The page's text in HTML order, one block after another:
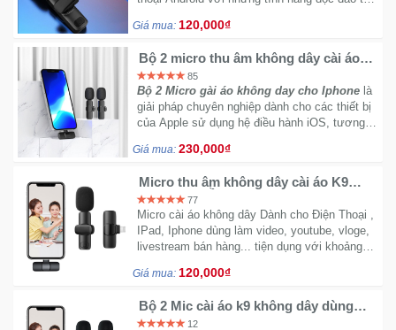
Giá mua: 120,000₫
Bộ 2 micro thu âm không dây cài áo
K9 khử tiếng ồn livestream ghi âm
phát trực tiếp cổng lightning
85
Bộ 2 Micro gài áo không day cho Iphone là
giải pháp chuyên nghiệp dành cho các thiết bị
của Apple sử dụng hệ điều hành iOS, tương
Giá mua: 230,000₫
Micro thu âm không dây cài áo K9
Khử Tiếng Ồn Cao Cấp Khoảng Cách
20m chân lightning iphone
77
Micro cài áo không dây Dành cho Điện Thoại ,
IPad, Iphone dùng làm video, youtube, vloge,
livestream bán hàng... tiện dụng với khoảng
Giá mua: 120,000₫
Bộ 2 Mic cài áo k9 không dây dùng
cho điện thoại android cổng TypeC
12